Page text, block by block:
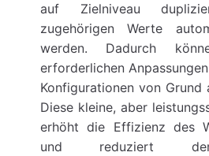
auf Zielniveau
zugehörigen Werte
werden. Dadurch
erforderlichen
Konfigurationen von Grund
Diese kleine, aber
erhöht die Effizienz des
und reduziert